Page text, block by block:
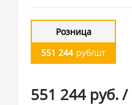
Розница
551 244 руб/шт
551 244 руб./